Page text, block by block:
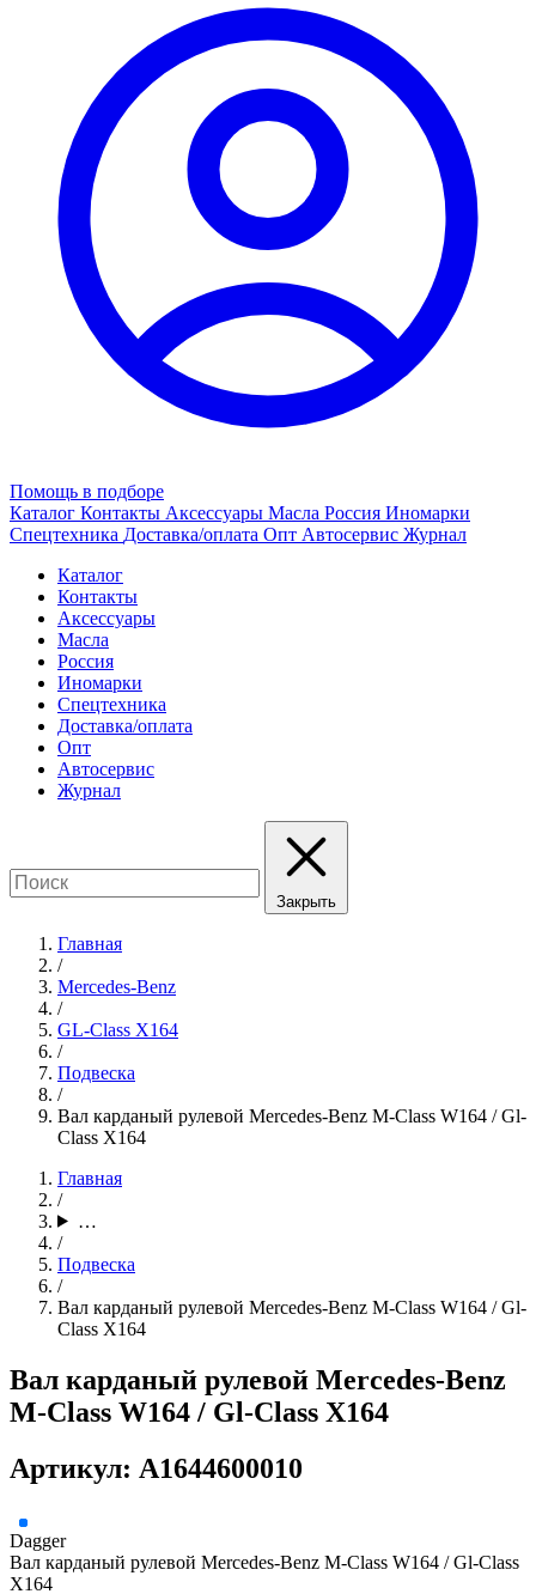
Помощь в подборе
Каталог Контакты Аксессуары Масла Россия Иномарки
Спецтехника Доставка/оплата Опт Автосервис Журнал
Каталог
Контакты
Аксессуары
Масла
Россия
Иномарки
Спецтехника
Доставка/оплата
Опт
Автосервис
Журнал
Закрыть
Главная
/
Mercedes-Benz
/
GL-Class X164
/
Подвеска
/
Вал карданый рулевой Mercedes-Benz M-Class W164 / Gl-
Class X164
Главная
/
…
/
Подвеска
/
Вал карданый рулевой Mercedes-Benz M-Class W164 / Gl-
Class X164
Вал карданый рулевой Mercedes-Benz
M-Class W164 / Gl-Class X164
Артикул: A1644600010
Dagger
Вал карданый рулевой Mercedes-Benz M-Class W164 / Gl-Class
X164